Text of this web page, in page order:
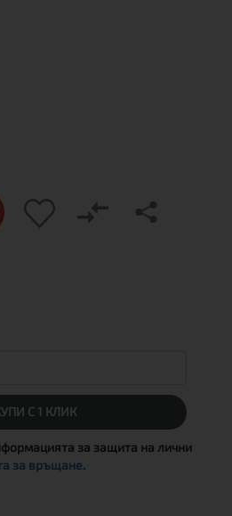
С 1 КЛИК
за защита на лични
за връщане.